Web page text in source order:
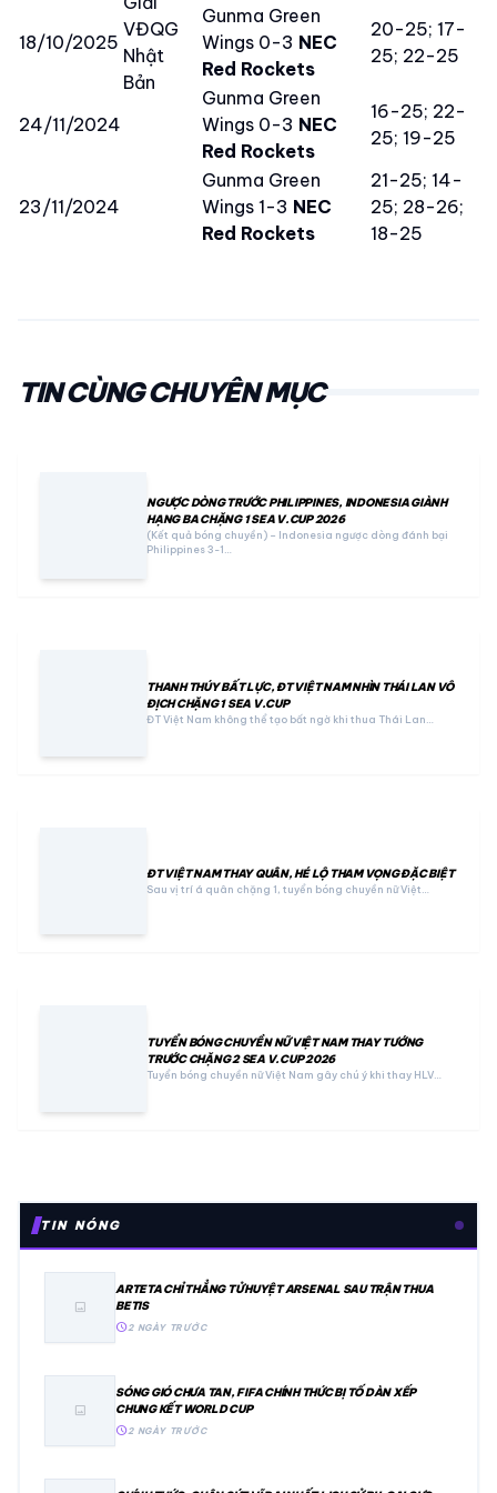
VĐQG
Nhật
Bản
18/10/2025
Gunma Green
Wings 0-3 NEC
Red Rockets
20-25; 17-
25; 22-25
24/11/2024
Gunma Green
Wings 0-3 NEC
Red Rockets
16-25; 22-
25; 19-25
23/11/2024
Gunma Green
Wings 1-3 NEC
Red Rockets
21-25; 14-
25; 28-26;
18-25
TIN CÙNG CHUYÊN MỤC
NGƯỢC DÒNG TRƯỚC PHILIPPINES, INDONESIA GIÀNH
HẠNG BA CHẶNG 1 SEA V.CUP 2026
(Kết quả bóng chuyền) – Indonesia ngược dòng đánh bại
Philippines 3-1…
THANH THÚY BẤT LỰC, ĐT VIỆT NAM NHÌN THÁI LAN VÔ
ĐỊCH CHẶNG 1 SEA V.CUP
ĐT Việt Nam không thể tạo bất ngờ khi thua Thái Lan…
ĐT VIỆT NAM THAY QUÂN, HÉ LỘ THAM VỌNG ĐẶC BIỆT
Sau vị trí á quân chặng 1, tuyển bóng chuyền nữ Việt…
TUYỂN BÓNG CHUYỀN NỮ VIỆT NAM THAY TƯỚNG
TRƯỚC CHẶNG 2 SEA V.CUP 2026
Tuyển bóng chuyền nữ Việt Nam gây chú ý khi thay HLV…
TIN NÓNG
image
ARTETA CHỈ THẲNG TỬ HUYỆT ARSENAL SAU TRẬN THUA
BETIS
schedule2 NGÀY TRƯỚC
image
SÓNG GIÓ CHƯA TAN, FIFA CHÍNH THỨC BỊ TỐ DÀN XẾP
CHUNG KẾT WORLD CUP
schedule2 NGÀY TRƯỚC